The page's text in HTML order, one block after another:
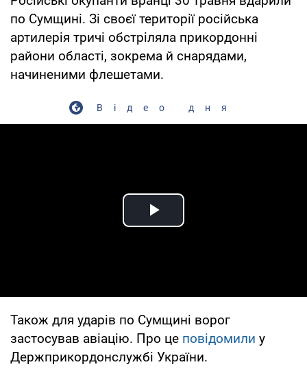
по Сумщині. Зі своєї території російська
артилерія тричі обстріляла прикордонні
райони області, зокрема й снарядами,
начиненими флешетами.
Відео дня
Play Video
Також для ударів по Сумщині ворог
застосував авіацію. Про це повідомили у
Держприкордонслужбі України.